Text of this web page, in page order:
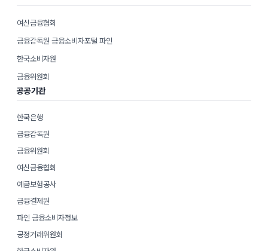
여신금융협회
금융감독원 금융소비자포털 파인
한국소비자원
금융위원회
공공기관
한국은행
금융감독원
금융위원회
여신금융협회
예금보험공사
금융결제원
파인 금융소비자정보
공정거래위원회